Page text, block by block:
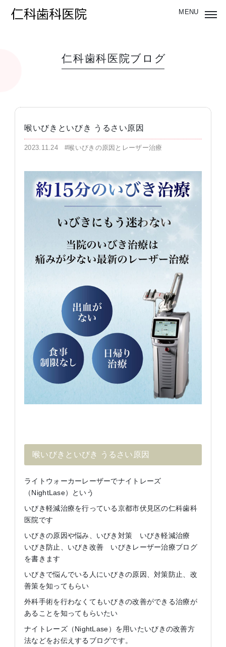
仁科歯科医院ブログ
喉いびきといびき うるさい原因
2023.11.24#喉いびきの原因とレーザー治療
喉いびきといびき うるさい原因
ライトウォーカーレーザーでナイトレーズ
（NightLase）という
いびき軽減治療を行っている京都市伏見区の仁科歯科
医院です
いびきの原因や悩み、いびき対策 いびき軽減治療
いびき防止、いびき改善 いびきレーザー治療ブログ
を書きます
いびきで悩んでいる人にいびきの原因、対策防止、改
善策を知ってもらい
外科手術を行わなくてもいびきの改善ができる治療が
あることを知ってもらいたい
ナイトレーズ（NightLase）を用いたいびきの改善方
法などをお伝えするブログです。